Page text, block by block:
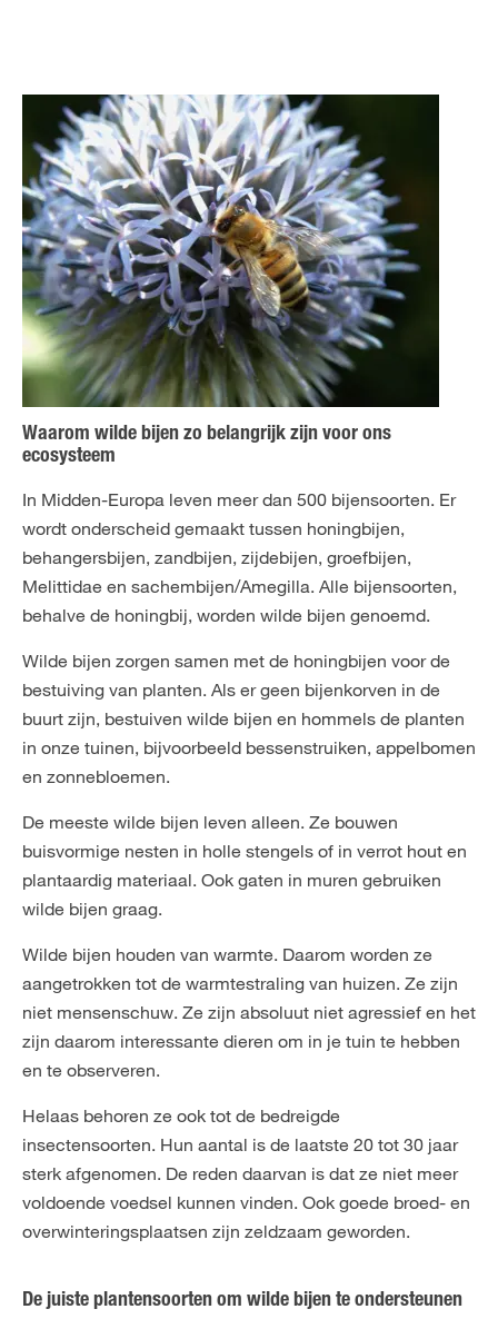
Waarom wilde bijen zo belangrijk zijn voor ons
ecosysteem
In Midden-Europa leven meer dan 500 bijensoorten. Er
wordt onderscheid gemaakt tussen honingbijen,
behangersbijen, zandbijen, zijdebijen, groefbijen,
Melittidae en sachembijen/Amegilla. Alle bijensoorten,
behalve de honingbij, worden wilde bijen genoemd.
Wilde bijen zorgen samen met de honingbijen voor de
bestuiving van planten. Als er geen bijenkorven in de
buurt zijn, bestuiven wilde bijen en hommels de planten
in onze tuinen, bijvoorbeeld bessenstruiken, appelbomen
en zonnebloemen.
De meeste wilde bijen leven alleen. Ze bouwen
buisvormige nesten in holle stengels of in verrot hout en
plantaardig materiaal. Ook gaten in muren gebruiken
wilde bijen graag.
Wilde bijen houden van warmte. Daarom worden ze
aangetrokken tot de warmtestraling van huizen. Ze zijn
niet mensenschuw. Ze zijn absoluut niet agressief en het
zijn daarom interessante dieren om in je tuin te hebben
en te observeren.
Helaas behoren ze ook tot de bedreigde
insectensoorten. Hun aantal is de laatste 20 tot 30 jaar
sterk afgenomen. De reden daarvan is dat ze niet meer
voldoende voedsel kunnen vinden. Ook goede broed- en
overwinteringsplaatsen zijn zeldzaam geworden.
De juiste plantensoorten om wilde bijen te ondersteunen